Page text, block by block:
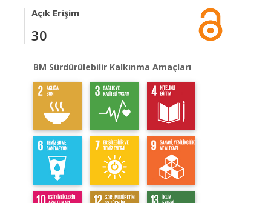
Açık Erişim
30
BM Sürdürülebilir Kalkınma Amaçları